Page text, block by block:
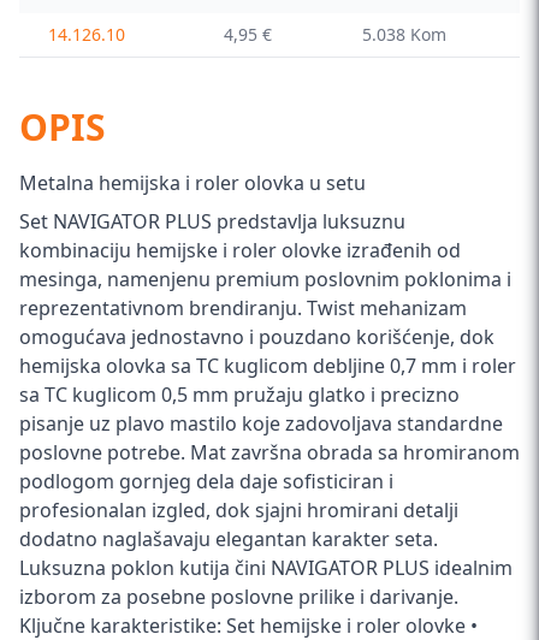
14.126.10 4,95 € 5.038 Kom
OPIS
Metalna hemijska i roler olovka u setu
Set NAVIGATOR PLUS predstavlja luksuznu
kombinaciju hemijske i roler olovke izrađenih od
mesinga, namenjenu premium poslovnim poklonima i
reprezentativnom brendiranju. Twist mehanizam
omogućava jednostavno i pouzdano korišćenje, dok
hemijska olovka sa TC kuglicom debljine 0,7 mm i roler
sa TC kuglicom 0,5 mm pružaju glatko i precizno
pisanje uz plavo mastilo koje zadovoljava standardne
poslovne potrebe. Mat završna obrada sa hromiranom
podlogom gornjeg dela daje sofisticiran i
profesionalan izgled, dok sjajni hromirani detalji
dodatno naglašavaju elegantan karakter seta.
Luksuzna poklon kutija čini NAVIGATOR PLUS idealnim
izborom za posebne poslovne prilike i darivanje.
Ključne karakteristike: Set hemijske i roler olovke •